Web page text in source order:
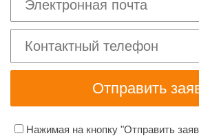
Нажимая на кнопку "Отправить